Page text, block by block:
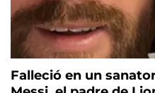
Falleció en un